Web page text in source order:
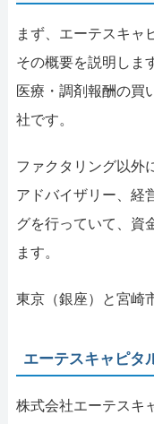
まず、エーテスキャ
その概要を説明しま
医療・調剤報酬の買
社です。
ファクタリング以外
アドバイザリー、経
グを行っていて、資
ます。
東京（銀座）と宮崎
エーテスキャピタ
株式会社エーテスキ